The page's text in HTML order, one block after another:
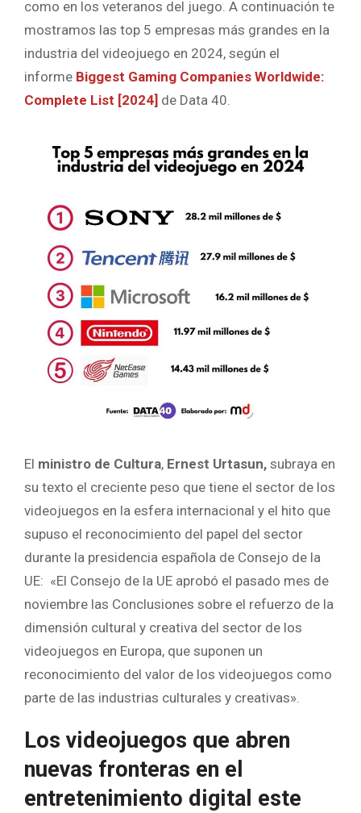
como en los veteranos del juego. A continuación te
mostramos las top 5 empresas más grandes en la
industria del videojuego en 2024, según el
informe Biggest Gaming Companies Worldwide:
Complete List [2024] de Data 40.
El ministro de Cultura, Ernest Urtasun, subraya en
su texto el creciente peso que tiene el sector de los
videojuegos en la esfera internacional y el hito que
supuso el reconocimiento del papel del sector
durante la presidencia española de Consejo de la
UE: «El Consejo de la UE aprobó el pasado mes de
noviembre las Conclusiones sobre el refuerzo de la
dimensión cultural y creativa del sector de los
videojuegos en Europa, que suponen un
reconocimiento del valor de los videojuegos como
parte de las industrias culturales y creativas».
Los videojuegos que abren
nuevas fronteras en el
entretenimiento digital este